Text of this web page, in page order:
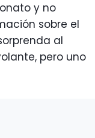
y no
sobre el
al
pero uno